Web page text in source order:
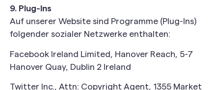
9. Plug-Ins
Auf unserer Website sind Programme (Plug-Ins)
folgender sozialer Netzwerke enthalten:
Facebook Ireland Limited, Hanover Reach, 5-7
Hanover Quay, Dublin 2 Ireland
Twitter Inc., Attn: Copyright Agent, 1355 Market